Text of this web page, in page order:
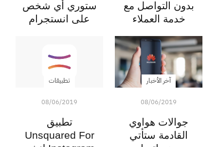
بدون التواصل مع
خدمة العملاء
ستوري أي شخص
على انستجرام
آخر الأخبار
08/06/2019
جوالات هواوي
القادمة ستأتي
تطبيقات
08/06/2019
تطبيق
Unsquared For